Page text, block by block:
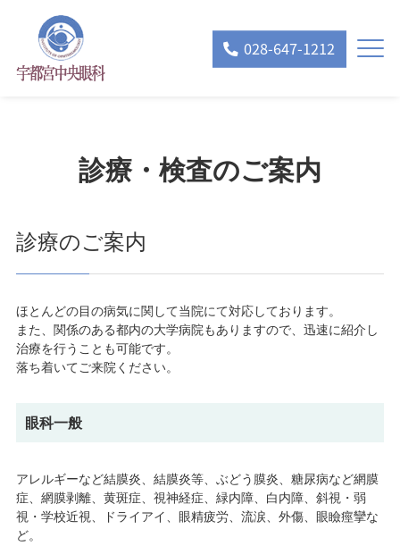
028-647-1212
診療・検査のご案内
診療のご案内
ほとんどの目の病気に関して当院にて対応しております。
また、関係のある都内の大学病院もありますので、迅速に紹介し
治療を行うことも可能です。
落ち着いてご来院ください。
眼科一般
アレルギーなど結膜炎、結膜炎等、ぶどう膜炎、糖尿病など網膜
症、網膜剥離、黄斑症、視神経症、緑内障、白内障、斜視・弱
視・学校近視、ドライアイ、眼精疲労、流涙、外傷、眼瞼痙攣な
ど。